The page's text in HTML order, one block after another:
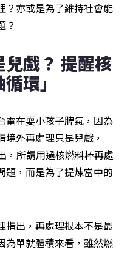
？亦或是為了維持社會能
？
戲？ 提醒核
環」
電在耍小孩子脾氣，因為
外再處理只是兒戲，
，所謂用過核燃料棒再處
題，而是為了提煉當中的
指出，再處理根本不是最
為單就體積來看，雖然燃